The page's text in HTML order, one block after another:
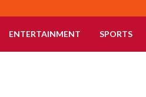
ENTERTAINMENT SPORTS